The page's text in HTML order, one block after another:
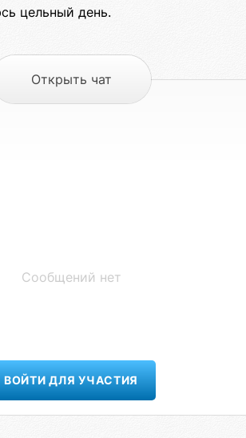
цельный день.
Открыть чат
Сообщений нет
ВОЙТИ ДЛЯ УЧАСТИЯ